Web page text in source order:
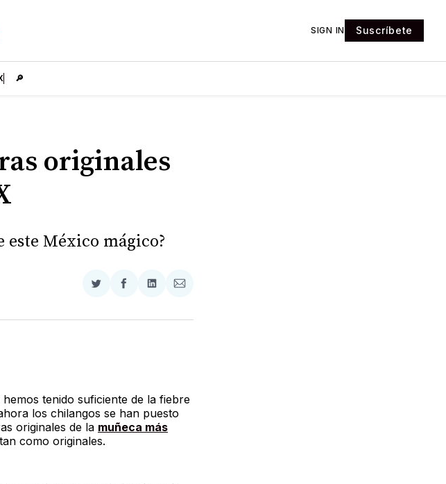
SIGN IN Suscríbete
🔎
originales
este México mágico?
Compartir
Twitter
Compartir
Facebook
Compartir
LinkedIn
Compartir
Email
tenido suficiente de la fiebre
los chilangos se han puesto
originales de la muñeca más
como originales.